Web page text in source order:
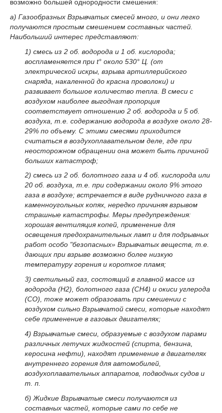
возможно большей однородности смешения:
а) Газообразных Взрывчатых смесей много, и они легко
получаются простым смешением составных частей.
Наибольший интерес представляют:
1) смесь из 2 об. водорода и 1 об. кислорода;
воспламеняется при t° около 530° Ц. (от
электрической искры, взрыва артиллерийского
снаряда, накаленной до красна проволоки) и
развивает большое количество тепла. В смеси с
воздухом наиболее выгодная пропорция
соответствует отношению 2 об. водорода и 5 об.
воздуха, т.е. содержанию водорода в воздухе около 28-
29% по объему. С этими смесями приходится
считаться в воздухоплавательном деле, где при
неосторожном обращении она может быть причиной
больших катастроф;
2) смесь из 2 об. болотного газа и 4 об. кислорода или
20 об. воздуха, т.е. при содержании около 9% этого
газа в воздухе; встречается в виде рудничного газа в
каменноугольных копях, нередко причиняя взрывом
страшные катастрофы. Меры предупреждения:
хорошая вентиляция копей, применение для
освещения предохранительных ламп и для подрывных
работ особо "безопасных» Взрывчатых веществ, т.е.
дающих при взрыве возможно более низкую
температуру горения и короткое пламя;
3) светильный газ, состоящий в главной массе из
водорода (Н2), болотного газа (СН4) и окиси углерода
(CO), тоже может образовать при смешении с
воздухом сильно Взрывчатой смеси, которые находят
себе применение в газовых двигателях;
4) Взрывчатые смеси, образуемые с воздухом парами
различных летучих жидкостей (спирта, бензина,
керосина нефти), находят применение в двигателях
внутреннего горения для автомобилей,
воздухоплавательных аппаратов, подводных судов и
т. п.
б) Жидкие Взрывчатые смеси получаются из
составных частей, которые сами по себе не